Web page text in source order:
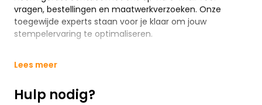
vragen, bestellingen en maatwerkverzoeken. Onze
toegewijde experts staan voor je klaar om jouw
stempelervaring te optimaliseren.
Lees meer
Hulp nodig?